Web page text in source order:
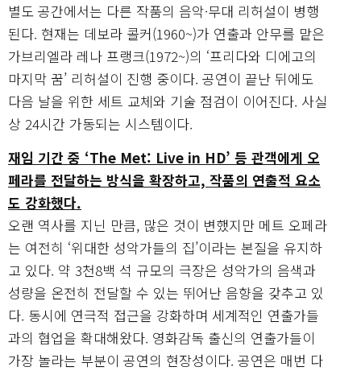
별도 공간에서는 다른 작품의 음악·무대 리허설이 병행
된다. 현재는 데보라 콜커(1960~)가 연출과 안무를 맡은
가브리엘라 레나 프랭크(1972~)의 ‘프리다와 디에고의
마지막 꿈’ 리허설이 진행 중이다. 공연이 끝난 뒤에도
다음 날을 위한 세트 교체와 기술 점검이 이어진다. 사실
상 24시간 가동되는 시스템이다.
재임 기간 중 ‘The Met: Live in HD’ 등 관객에게 오
페라를 전달하는 방식을 확장하고, 작품의 연출적 요소
도 강화했다.
오랜 역사를 지닌 만큼, 많은 것이 변했지만 메트 오페라
는 여전히 ‘위대한 성악가들의 집’이라는 본질을 유지하
고 있다. 약 3천8백 석 규모의 극장은 성악가의 음색과
성량을 온전히 전달할 수 있는 뛰어난 음향을 갖추고 있
다. 동시에 연극적 접근을 강화하며 세계적인 연출가들
과의 협업을 확대해왔다. 영화감독 출신의 연출가들이
가장 놀라는 부분이 공연의 현장성이다. 공연은 매번 다